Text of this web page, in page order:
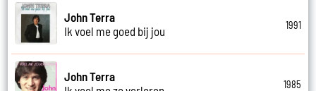
John Terra
Ik voel me goed bij jou
1991
John Terra
1985